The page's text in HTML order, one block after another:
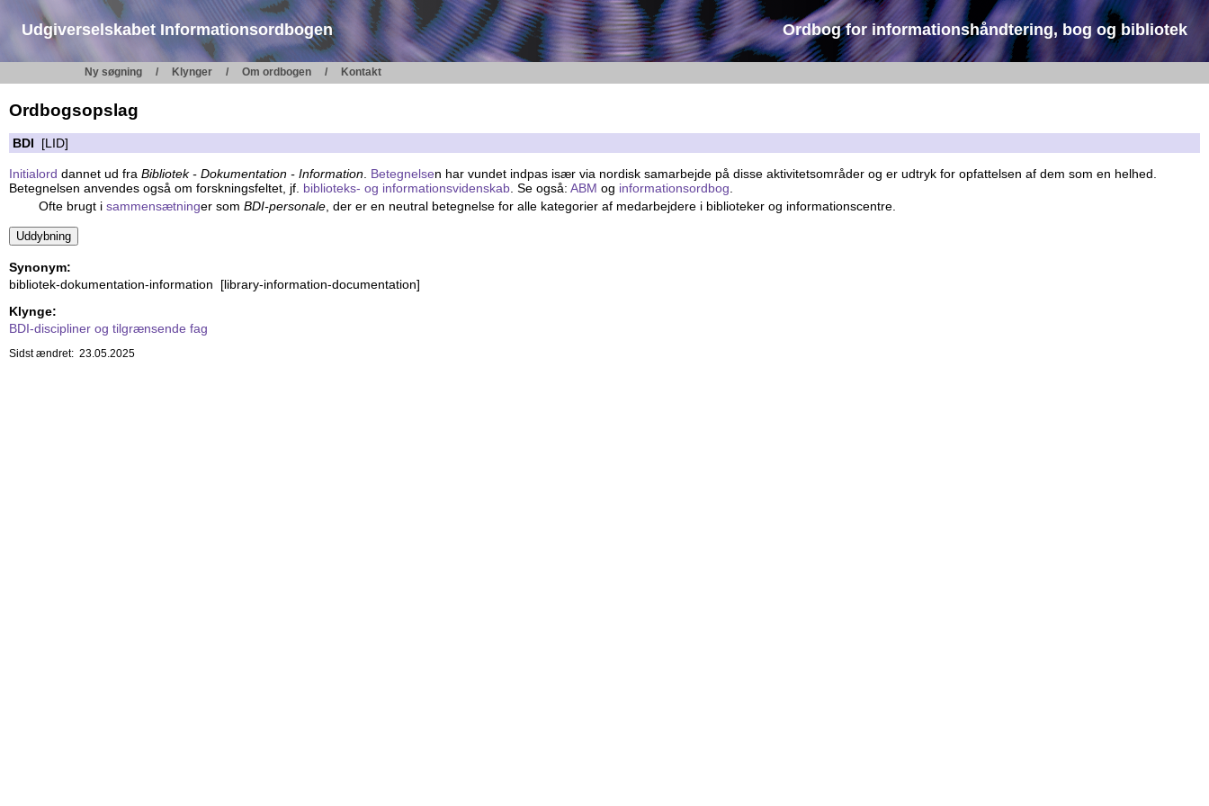
Udgiverselskabet Informationsordbogen Ordbog for informationshåndtering, bog og bibliotek
Ny søgning Klynger Om ordbogen Kontakt
Ordbogsopslag
BDI [LID]
Initialord dannet ud fra Bibliotek - Dokumentation - Information Betegnelsen har vundet indpas især via nordisk samarbejde på disse aktivitetsområder og er udtryk for opfattelsen af dem som en helhed.
Betegnelsen anvendes også om forskningsfeltet, jf. biblioteks- og informationsvidenskab . Se også: ABM og informationsordbog
Ofte brugt i sammensætninger som BDI-personale, der er en neutral betegnelse for alle kategorier af medarbejdere i biblioteker og informationscentre.
Synonym:
bibliotek-dokumentation-information [library-information-documentation]
Klynge:
BDI-discipliner og tilgrænsende fag
Sidst ændret: 23.05.2025